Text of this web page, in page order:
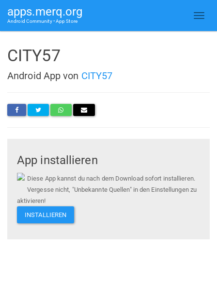
apps.merq.org
Android Community • App Store
CITY57
Android App von CITY57
App installieren
Diese App kannst du nach dem Download sofort installieren.
Vergesse nicht, "Unbekannte Quellen" in den Einstellungen zu
aktivieren!
INSTALLIEREN